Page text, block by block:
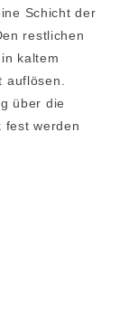
Schicht der
restlichen
kaltem
über die
fest werden